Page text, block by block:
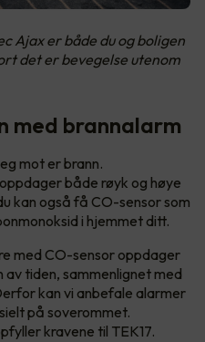
Ajax er både du og boligen
det er bevegelse utenom
med brannalarm
mot er brann.
både røyk og høye
kan også få CO-sensor som
i hjemmet ditt.
med CO-sensor oppdager
tiden, sammenlignet med
kan vi anbefale alarmer
på soverommet.
kravene til TEK17.